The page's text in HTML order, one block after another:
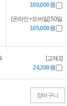
100,000원
[온라인+모바일] 50일
105,000원
[교재1]
24,300원
장바구니